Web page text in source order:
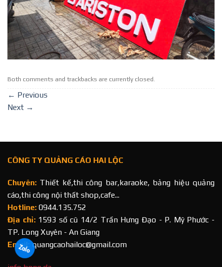
Both comments and trackbacks are currently closed.
← Previous
Next →
CÔNG TY QUẢNG CÁO HAI LỘC
Chuyên: Thiết kế,thi công bar,karaoke, bảng hiệu quảng
cáo,thi công nội thất shop,cafe...
Hotline: 0944.135.752
Địa chỉ: 1593 số cũ 14/2 Trần Hưng Đạo - P. Mỹ Phước -
TP. Long Xuyên - An Giang
Email: quangcaohailoc@gmail.com